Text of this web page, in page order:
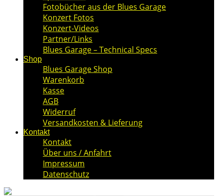
Fotobücher aus der Blues Garage
Konzert Fotos
Konzert-Videos
Partner/Links
Blues Garage – Technical Specs
Shop
Blues Garage Shop
Warenkorb
Kasse
AGB
Widerruf
Versandkosten & Lieferung
Kontakt
Kontakt
Über uns / Anfahrt
Impressum
Datenschutz